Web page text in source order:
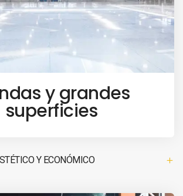
y grandes
superficies
Y ECONÓMICO